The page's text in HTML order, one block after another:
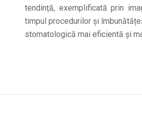
tendință, exemplificată prin
timpul procedurilor și
stomatologică mai eficientă și